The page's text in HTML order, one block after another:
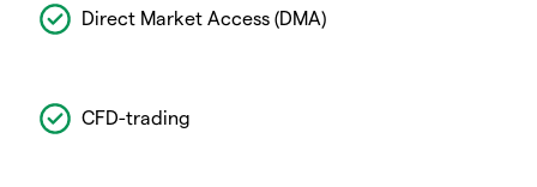
Direct Market Access (DMA)
CFD-trading